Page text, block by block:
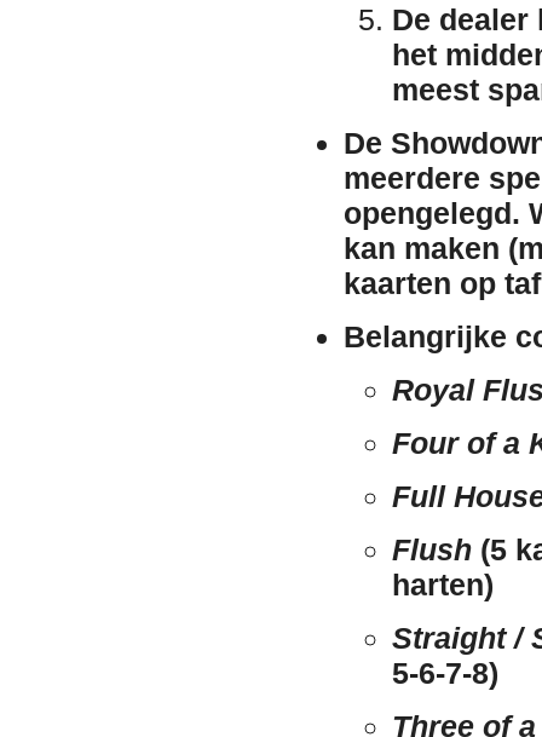
De
het
meest
De
meerdere
opengelegd.
kan maken
kaarten op
Belangrijke
Royal
Four of a
Full
Flush (5
harten)
Straight /
5-6-7-8)
Three of